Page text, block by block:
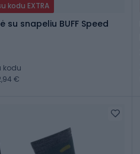
kodu EXTRA
su snapeliu BUFF Speed
kodu
€